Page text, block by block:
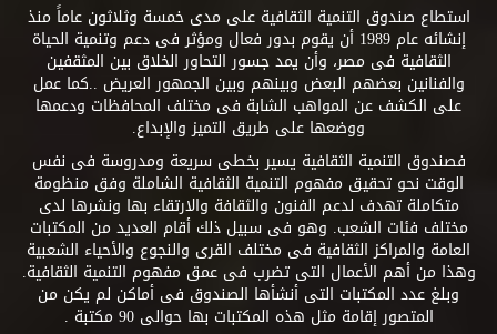
استطاع صندوق التنمية الثقافية على مدى خمسة وثلاثون عاماً منذ
إنشائه عام 1989 أن يقوم بدور فعال ومؤثر فى دعم وتنمية الحياة
الثقافية فى مصر، وأن يمد جسور التحاور الخلاق بين المثقفين
والفنانين بعضهم البعض وبينهم وبين الجمهور العريض ..كما عمل
على الكشف عن المواهب الشابة فى مختلف المحافظات ودعمها
ووضعها على طريق التميز والإبداع.
فصندوق التنمية الثقافية يسير بخطى سريعة ومدروسة فى نفس
الوقت نحو تحقيق مفهوم التنمية الثقافية الشاملة وفق منظومة
متكاملة تهدف لدعم الفنون والثقافة والارتقاء بها ونشرها لدى
مختلف فئات الشعب. وهو فى سبيل ذلك أقام العديد من المكتبات
العامة والمراكز الثقافية فى مختلف القرى والنجوع والأحياء الشعبية
وهذا من أهم الأعمال التى تضرب فى عمق مفهوم التنمية الثقافية.
وبلغ عدد المكتبات التى أنشأها الصندوق فى أماكن لم يكن من
المتصور إقامة مثل هذه المكتبات بها حوالى 90 مكتبة .